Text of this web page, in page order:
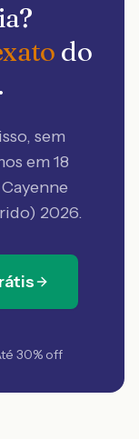
do
sem
em 18
2026.
30% off